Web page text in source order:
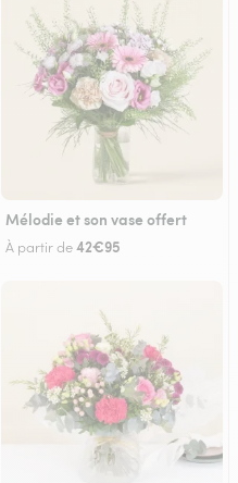
Mélodie et son vase offert
À partir de42€95